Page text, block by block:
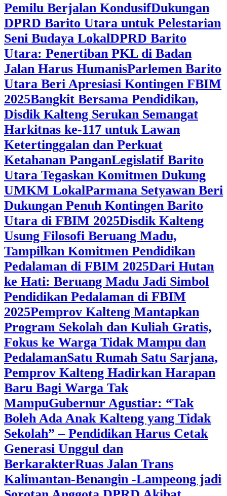
Pemilu Berjalan KondusifDukungan
DPRD Barito Utara untuk Pelestarian
Seni Budaya LokalDPRD Barito
Utara: Penertiban PKL di Badan
Jalan Harus HumanisParlemen Barito
Utara Beri Apresiasi Kontingen FBIM
2025‎Bangkit Bersama Pendidikan,
Disdik Kalteng Serukan Semangat
Harkitnas ke-117 untuk Lawan
Ketertinggalan dan Perkuat
Ketahanan PanganLegislatif Barito
Utara Tegaskan Komitmen Dukung
UMKM LokalParmana Setyawan Beri
Dukungan Penuh Kontingen Barito
Utara di FBIM 2025Disdik Kalteng
Usung Filosofi Beruang Madu,
Tampilkan Komitmen Pendidikan
Pedalaman di FBIM 2025‎Dari Hutan
ke Hati: Beruang Madu Jadi Simbol
Pendidikan Pedalaman di FBIM
2025‎Pemprov Kalteng Mantapkan
Program Sekolah dan Kuliah Gratis,
Fokus ke Warga Tidak Mampu dan
Pedalaman‎Satu Rumah Satu Sarjana,
Pemprov Kalteng Hadirkan Harapan
Baru Bagi Warga Tak
Mampu‎Gubernur Agustiar: “Tak
Boleh Ada Anak Kalteng yang Tidak
Sekolah” – Pendidikan Harus Cetak
Generasi Unggul dan
BerkarakterRuas Jalan Trans
Kalimantan-Benangin -Lampeong jadi